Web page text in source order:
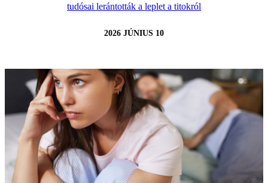
tudósai lerántották a leplet a titokról
2026 JÚNIUS 10